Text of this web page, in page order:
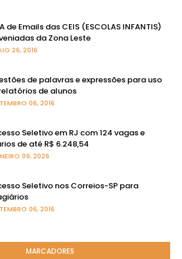
de Emails das CEIS (ESCOLAS INFANTIS)
da Zona Leste
26, 2016
de palavras e expressões para uso
de alunos
06, 2016
Seletivo em RJ com 124 vagas e
de até R$ 6.248,54
09, 2026
Seletivo nos Correios-SP para
06, 2016
MARCADORES